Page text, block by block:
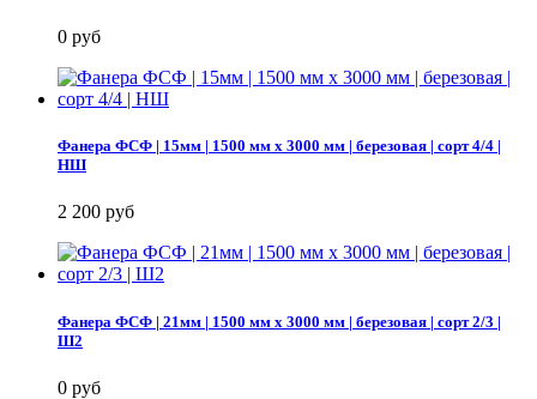
0 руб
Фанера ФСФ | 15мм | 1500 мм х 3000 мм | березовая | сорт 4/4 |
НШ
2 200 руб
Фанера ФСФ | 21мм | 1500 мм х 3000 мм | березовая | сорт 2/3 |
Ш2
0 руб